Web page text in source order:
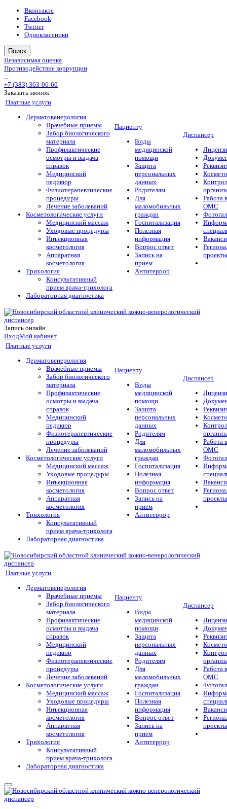
Вконтакте
Facebook
Twitter
Одноклассники
Поиск
Независимая оценка
Противодействие коррупции
...
+7 (383) 363-06-60
Заказать звонок
Платные услуги
Дерматовенерология
Врачебные приемы
Забор биологического
материала
Профилактические
осмотры и выдача
справок
Медицинский
педикюр
Физиотерапевтические
процедуры
Лечение заболеваний
Косметологические услуги
Медицинский массаж
Уходовые процедуры
Инъекционная
косметология
Аппаратная
косметология
Трихология
Консультативный
прием врача-трихолога
Лабораторная диагностика
Пациенту
Виды
медицинской
помощи
Защита
персональных
данных
Родителям
Для
маломобильных
граждан
Госпитализация
Полезная
информация
Вопрос ответ
Запись на
прием
Антитеррор
Диспансер
Работа
ОМС
проекты
Запись онлайн
ВходМой кабинет
Платные услуги
Дерматовенерология
Врачебные приемы
Забор биологического
материала
Профилактические
осмотры и выдача
справок
Медицинский
педикюр
Физиотерапевтические
процедуры
Лечение заболеваний
Косметологические услуги
Медицинский массаж
Уходовые процедуры
Инъекционная
косметология
Аппаратная
косметология
Трихология
Консультативный
прием врача-трихолога
Лабораторная диагностика
Пациенту
Виды
медицинской
помощи
Защита
персональных
данных
Родителям
Для
маломобильных
граждан
Госпитализация
Полезная
информация
Вопрос ответ
Запись на
прием
Антитеррор
Диспансер
Работа
ОМС
проекты
Платные услуги
Дерматовенерология
Врачебные приемы
Забор биологического
материала
Профилактические
осмотры и выдача
справок
Медицинский
педикюр
Физиотерапевтические
процедуры
Лечение заболеваний
Косметологические услуги
Медицинский массаж
Уходовые процедуры
Инъекционная
косметология
Аппаратная
косметология
Трихология
Консультативный
прием врача-трихолога
Лабораторная диагностика
Пациенту
Виды
медицинской
помощи
Защита
персональных
данных
Родителям
Для
маломобильных
граждан
Госпитализация
Полезная
информация
Вопрос ответ
Запись на
прием
Антитеррор
Диспансер
Работа
ОМС
проекты